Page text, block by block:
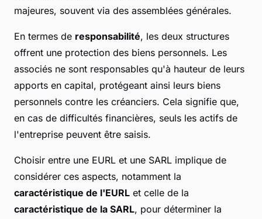
majeures, souvent via des assemblées générales.
En termes de responsabilité, les deux structures
offrent une protection des biens personnels. Les
associés ne sont responsables qu'à hauteur de leurs
apports en capital, protégeant ainsi leurs biens
personnels contre les créanciers. Cela signifie que,
en cas de difficultés financières, seuls les actifs de
l'entreprise peuvent être saisis.
Choisir entre une EURL et une SARL implique de
considérer ces aspects, notamment la
caractéristique de l'EURL et celle de la
caractéristique de la SARL, pour déterminer la